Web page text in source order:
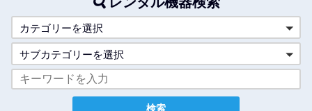
カテゴリーを選択
サブカテゴリーを選択